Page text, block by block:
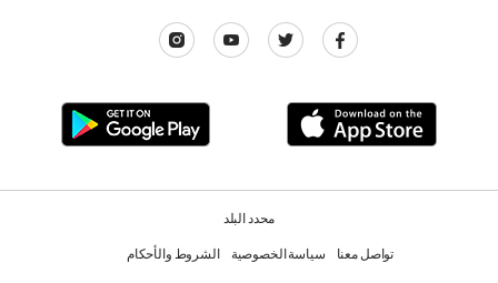
محدد البلد
تواصل معنا سياسة الخصوصية الشروط والأحكام